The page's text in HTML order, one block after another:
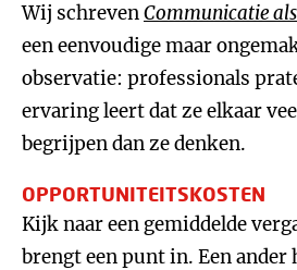
Wij schrevenCommunicatie
een eenvoudige maar
observatie: professionals
ervaring leert dat ze elkaar
begrijpen dan ze denken.
OPPORTUNITEITSKOSTEN
Kijk naar een gemiddelde
brengt een punt in. Een